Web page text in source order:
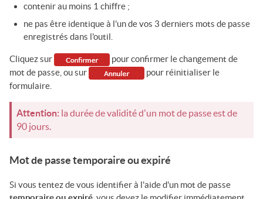
contenir au moins 1 chiffre ;
ne pas être identique à l'un de vos 3 derniers mots de passe
enregistrés dans l'outil.
Cliquez sur
pour confirmer le changement de
mot de passe, ou sur
pour réinitialiser le
formulaire.
Attention: la durée de validité d'un mot de passe est de
90 jours.
Mot de passe temporaire ou expiré
Si vous tentez de vous identifier à l'aide d'un mot de passe